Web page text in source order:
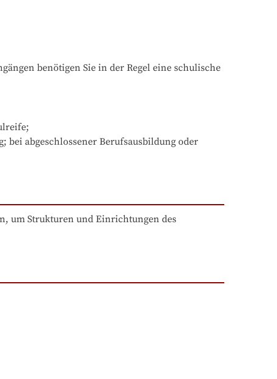
benötigen Sie in der Regel eine schulische
bei abgeschlossener Berufsausbildung oder
um Strukturen und Einrichtungen des